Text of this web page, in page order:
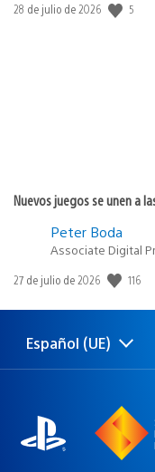
Fecha
28 de julio de 2026 5
Nuevos juegos se unen a
Peter Boda
Associate Digital
Fecha
publicación:
27 de julio de 2026 116
Selecciona
una
Región
actual:
Español (UE)